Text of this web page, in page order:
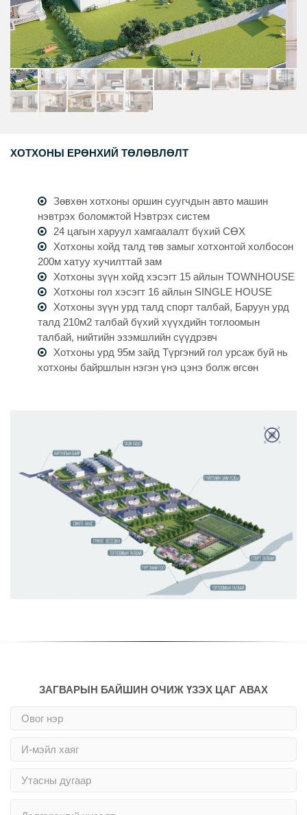
ХОТХОНЫ ЕРӨНХИЙ ТӨЛӨВЛӨЛТ
Зөвхөн хотхоны оршин суугчдын авто машин
нэвтрэх боломжтой Нэвтрэх систем
24 цагын харуул хамгаалалт бүхий СӨХ
Хотхоны хойд талд төв замыг хотхонтой холбосон
200м хатуу хучилттай зам
Хотхоны зүүн хойд хэсэгт 15 айлын TOWNHOUSE
Хотхоны гол хэсэгт 16 айлын SINGLE HOUSE
Хотхоны зүүн урд талд спорт талбай, Баруун урд
талд 210м2 талбай бүхий хүүхдийн тоглоомын